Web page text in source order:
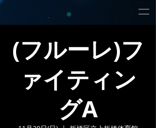
(フルーレ)フ
ァイティン
グA